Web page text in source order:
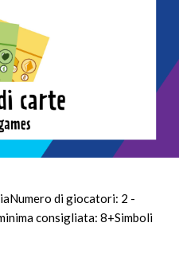
di giocatori: 2 -
consigliata: 8+Simboli